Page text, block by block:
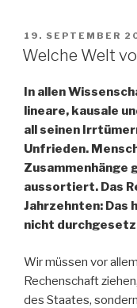
VERÖFFENTLICHT
AM
19. SEPTEMBER
Welche Welt
In allen
lineare, kausale
all seinen
Unfrieden.
Zusammenhänge
aussortiert. Das
Jahrzehnten: Das
nicht
Wir müssen vor
Rechenschaft
des Staates,